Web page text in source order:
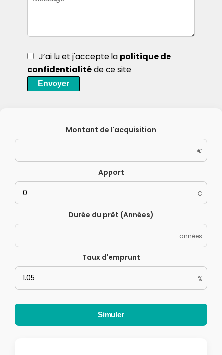
J’ai lu et j'accepte la politique de
confidentialitéde ce site
Envoyer
Montant de l'acquisition
€
Apport
€
Durée du prêt (Années)
années
Taux d'emprunt
%
Simuler